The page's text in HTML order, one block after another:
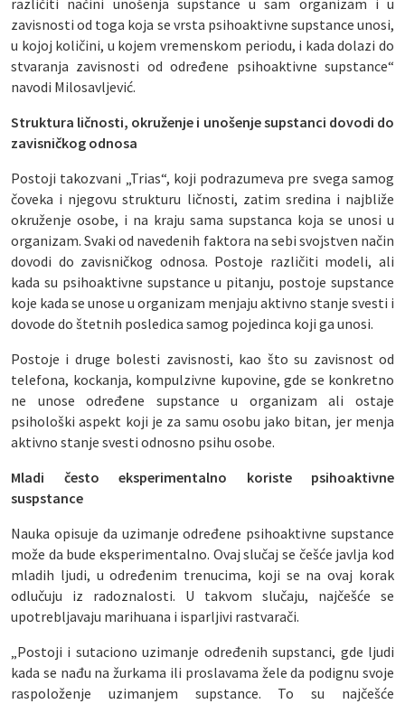
različiti načini unošenja supstance u sam organizam i u
zavisnosti od toga koja se vrsta psihoaktivne supstance unosi,
u kojoj količini, u kojem vremenskom periodu, i kada dolazi do
stvaranja zavisnosti od određene psihoaktivne supstance“
navodi Milosavljević.
Struktura ličnosti, okruženje i unošenje supstanci dovodi do
zavisničkog odnosa
Postoji takozvani „Trias“, koji podrazumeva pre svega samog
čoveka i njegovu strukturu ličnosti, zatim sredina i najbliže
okruženje osobe, i na kraju sama supstanca koja se unosi u
organizam. Svaki od navedenih faktora na sebi svojstven način
dovodi do zavisničkog odnosa. Postoje različiti modeli, ali
kada su psihoaktivne supstance u pitanju, postoje supstance
koje kada se unose u organizam menjaju aktivno stanje svesti i
dovode do štetnih posledica samog pojedinca koji ga unosi.
Postoje i druge bolesti zavisnosti, kao što su zavisnost od
telefona, kockanja, kompulzivne kupovine, gde se konkretno
ne unose određene supstance u organizam ali ostaje
psihološki aspekt koji je za samu osobu jako bitan, jer menja
aktivno stanje svesti odnosno psihu osobe.
Mladi često eksperimentalno koriste psihoaktivne
suspstance
Nauka opisuje da uzimanje određene psihoaktivne supstance
može da bude eksperimentalno. Ovaj slučaj se češće javlja kod
mladih ljudi, u određenim trenucima, koji se na ovaj korak
odlučuju iz radoznalosti. U takvom slučaju, najčešće se
upotrebljavaju marihuana i isparljivi rastvarači.
„Postoji i sutaciono uzimanje određenih supstanci, gde ljudi
kada se nađu na žurkama ili proslavama žele da podignu svoje
raspoloženje uzimanjem supstance. To su najčešće